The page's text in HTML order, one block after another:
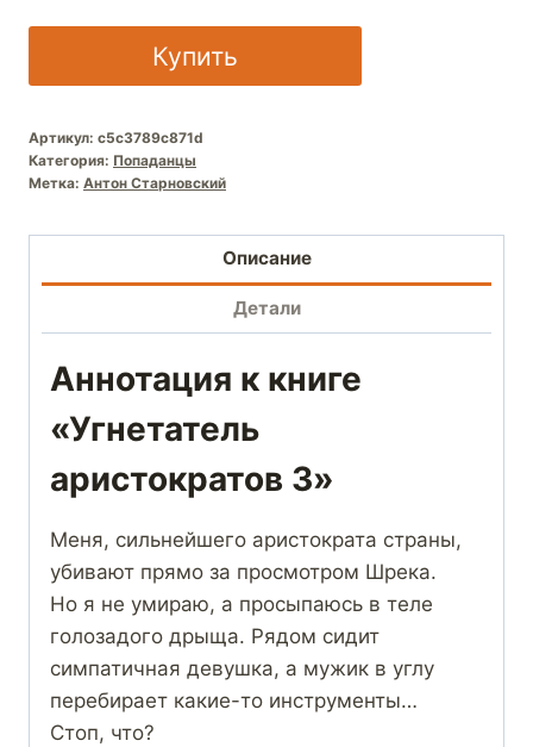
Купить
Артикул: c5c3789c871d
Категория: Попаданцы
Метка: Антон Старновский
Описание
Детали
Аннотация к книге
«Угнетатель
аристократов 3»
Меня, сильнейшего аристократа страны,
убивают прямо за просмотром Шрека.
Но я не умираю, а просыпаюсь в теле
голозадого дрыща. Рядом сидит
симпатичная девушка, а мужик в углу
перебирает какие-то инструменты…
Стоп, что?